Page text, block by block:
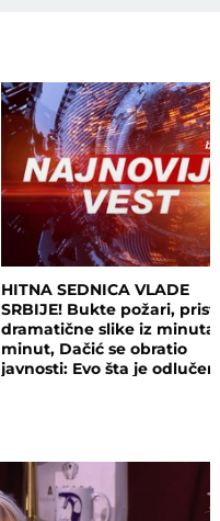
HITNA SEDNICA VLADE
SRBIJE! Bukte požari,
dramatične slike iz minuta
minut, Dačić se obratio
javnosti: Evo šta je